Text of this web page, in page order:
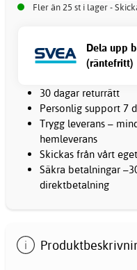
Fler än 25 st i lager -
Dela upp
(räntefritt)
30 dagar returrätt
Personlig support 7
Trygg leverans –
hemleverans
Skickas från vårt
Säkra betalningar
direktbetalning